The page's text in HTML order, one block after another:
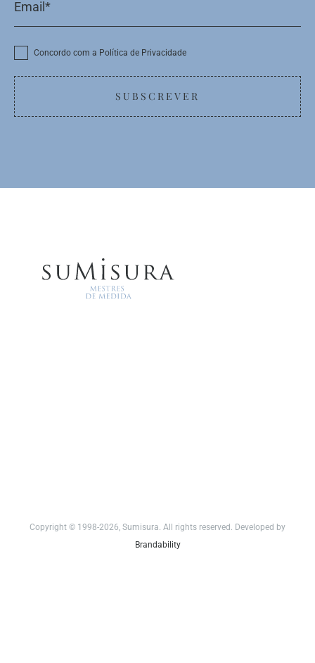
Concordo com a Política de Privacidade
SUBSCREVER
Copyright © 1998-2026, Sumisura. All rights reserved. Developed by
Brandability